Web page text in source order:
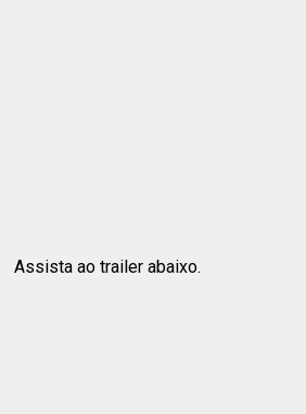
Assista ao trailer abaixo.